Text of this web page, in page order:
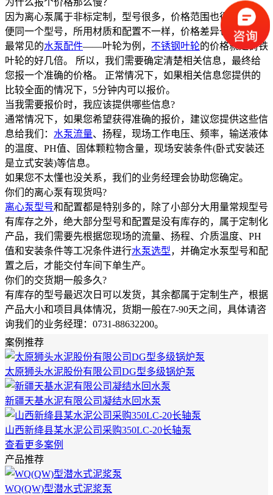
为什么报个价格那么慢？
因为离心泵属于非标定制，型号很多，价格范围也很大。 即
便同一个型号，所用材质和配置不一样，价格差异也很大，以
最常见的水泵配件——叶轮为例， 不锈钢叶轮的价格就是铸铁
叶轮的好几倍。 所以，我们需要确定清楚相关信息，最终给
您报一个准确的价格。 正常情况下，如果相关信息您提供的
比较全面的情况下，5分钟内可以报价。
当我需要报价时，我应该提供哪些信息?
通常情况下，如果您希望获得准确的报价，建议您提供这些信
息给我们： 水泵流量、扬程，现场工作电压、频率，输送液体
的温度、PH值、固体颗粒物含量，现场安装条件(卧式安装还
是立式安装)等信息。
如果您不太懂也没关系，我们的业务经理会协助您确定。
你们的离心泵有现货吗?
离心泵型号和配置都是特别多的，除了小部分大用量常规型号
有库存之外，绝大部分型号和配置是没有库存的，属于定制化
产品，我们需要先根据您现场的流量、扬程、介质温度、PH
值和安装条件等工况条件进行水泵选型，并确定水泵型号和配
置之后，才能交付车间下单生产。
你们的交货期一般多久?
有库存的型号最迟次日可以发货，其余都属于定制生产，根据
产品大小和项目具体情况，货期一般在7-90天之间，具体请咨
询我们的业务经理：0731-88632200。
案例推荐
太原狮头水泥股份有限公司DG型多级锅炉泵
新疆天基水泥有限公司凝结水回水泵
山西新绛县某水泥公司采购350LC-20长轴泵
查看更多案例
产品推荐
WQ(QW)型潜水式泥浆泵